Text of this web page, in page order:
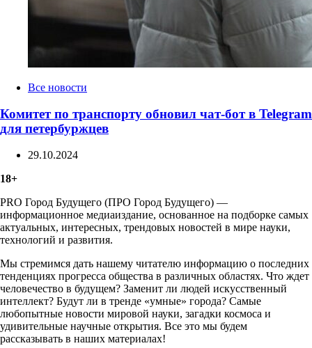
CategoriesВсе новости
Комитет по транспорту обновил чат-бот в Telegram
для петербуржцев
29.10.2024
18+
PRO Город Будущего (ПРО Город Будущего) —
информационное медиаиздание, основанное на подборке самых
актуальных, интересных, трендовых новостей в мире науки,
технологий и развития.
Мы стремимся дать нашему читателю информацию о последних
тенденциях прогресса общества в различных областях. Что ждет
человечество в будущем? Заменит ли людей искусственный
интеллект? Будут ли в тренде «умные» города? Самые
любопытные новости мировой науки, загадки космоса и
удивительные научные открытия. Все это мы будем
рассказывать в наших материалах!